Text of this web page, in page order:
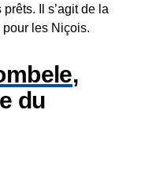
Il s’agit de la
les Niçois.
,
du